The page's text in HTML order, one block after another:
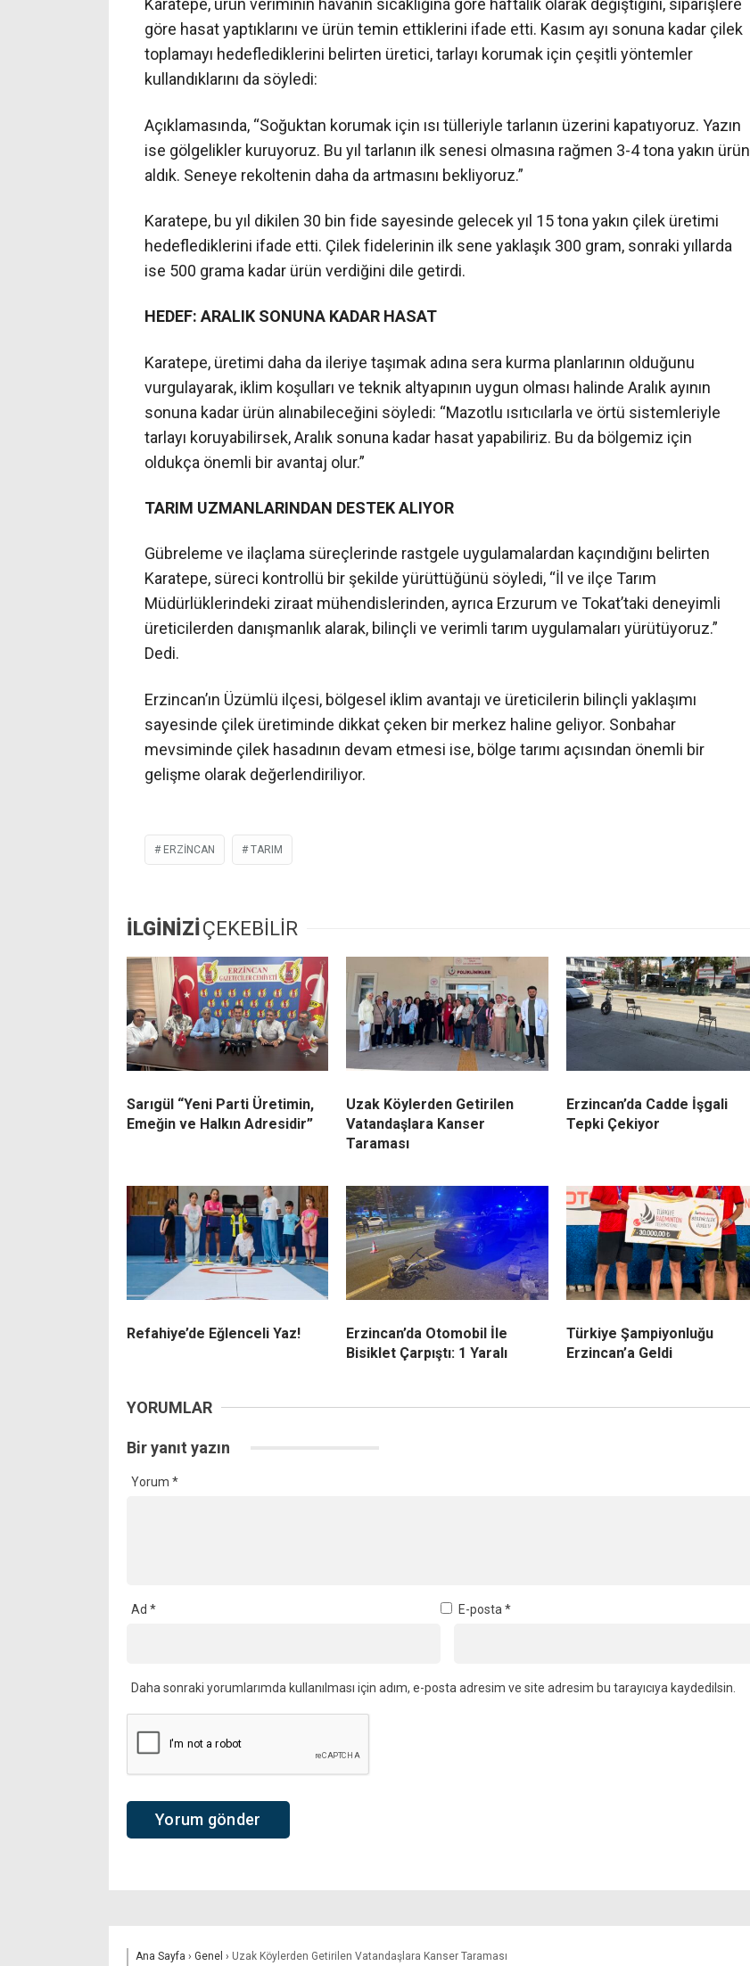
Karatepe, ürün veriminin havanın sıcaklığına göre haftalık olarak değiştiğini, siparişlere
göre hasat yaptıklarını ve ürün temin ettiklerini ifade etti. Kasım ayı sonuna kadar çilek
toplamayı hedeflediklerini belirten üretici, tarlayı korumak için çeşitli yöntemler
kullandıklarını da söyledi:
Açıklamasında, “Soğuktan korumak için ısı tülleriyle tarlanın üzerini kapatıyoruz. Yazın
ise gölgelikler kuruyoruz. Bu yıl tarlanın ilk senesi olmasına rağmen 3-4 tona yakın ürün
aldık. Seneye rekoltenin daha da artmasını bekliyoruz.”
Karatepe, bu yıl dikilen 30 bin fide sayesinde gelecek yıl 15 tona yakın çilek üretimi
hedeflediklerini ifade etti. Çilek fidelerinin ilk sene yaklaşık 300 gram, sonraki yıllarda
ise 500 grama kadar ürün verdiğini dile getirdi.
HEDEF: ARALIK SONUNA KADAR HASAT
Karatepe, üretimi daha da ileriye taşımak adına sera kurma planlarının olduğunu
vurgulayarak, iklim koşulları ve teknik altyapının uygun olması halinde Aralık ayının
sonuna kadar ürün alınabileceğini söyledi: “Mazotlu ısıtıcılarla ve örtü sistemleriyle
tarlayı koruyabilirsek, Aralık sonuna kadar hasat yapabiliriz. Bu da bölgemiz için
oldukça önemli bir avantaj olur.”
TARIM UZMANLARINDAN DESTEK ALIYOR
Gübreleme ve ilaçlama süreçlerinde rastgele uygulamalardan kaçındığını belirten
Karatepe, süreci kontrollü bir şekilde yürüttüğünü söyledi, “İl ve ilçe Tarım
Müdürlüklerindeki ziraat mühendislerinden, ayrıca Erzurum ve Tokat’taki deneyimli
üreticilerden danışmanlık alarak, bilinçli ve verimli tarım uygulamaları yürütüyoruz.”
Dedi.
Erzincan’ın Üzümlü ilçesi, bölgesel iklim avantajı ve üreticilerin bilinçli yaklaşımı
sayesinde çilek üretiminde dikkat çeken bir merkez haline geliyor. Sonbahar
mevsiminde çilek hasadının devam etmesi ise, bölge tarımı açısından önemli bir
gelişme olarak değerlendiriliyor.
ERZINCAN TARIM
İLGİNİZİ ÇEKEBİLİR
Sarıgül “Yeni Parti Üretimin,
Emeğin ve Halkın Adresidir”
Uzak Köylerden Getirilen
Vatandaşlara Kanser
Taraması
Erzincan’da Cadde İşgali
Tepki Çekiyor
Refahiye’de Eğlenceli Yaz!
Erzincan’da Otomobil İle
Bisiklet Çarpıştı: 1 Yaralı
Türkiye Şampiyonluğu
Erzincan’a Geldi
YORUMLAR
Bir yanıt yazın
Yorum *
Ad * E-posta *
Daha sonraki yorumlarımda kullanılması için adım, e-posta adresim ve site adresim bu tarayıcıya kaydedilsin.
Ana Sayfa › Genel › Uzak Köylerden Getirilen Vatandaşlara Kanser Taraması